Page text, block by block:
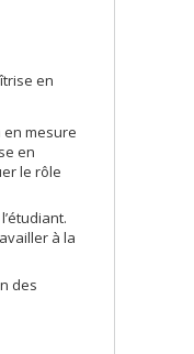
en
mesure
en
le rôle
à la
des